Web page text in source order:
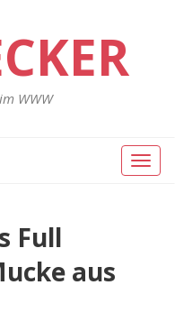
WWW
Toggle
Full
aus